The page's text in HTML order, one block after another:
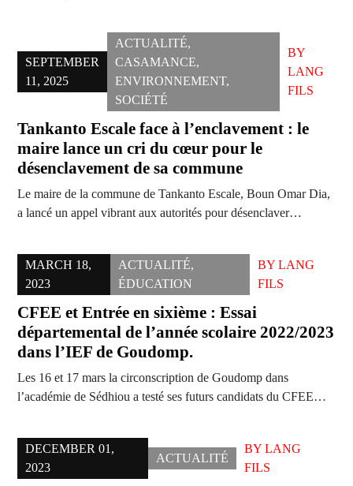
SEPTEMBER
11, 2025
ACTUALITÉ,
CASAMANCE,
ENVIRONNEMENT,
SOCIÉTÉ
BY
LANG
FILS
Tankanto Escale face à l’enclavement : le
maire lance un cri du cœur pour le
désenclavement de sa commune
Le maire de la commune de Tankanto Escale, Boun Omar Dia,
a lancé un appel vibrant aux autorités pour désenclaver…
MARCH 18,
2023
ACTUALITÉ,
ÉDUCATION
BYLANG
FILS
CFEE et Entrée en sixième : Essai
départemental de l’année scolaire 2022/2023
dans l’IEF de Goudomp.
Les 16 et 17 mars la circonscription de Goudomp dans
l’académie de Sédhiou a testé ses futurs candidats du CFEE…
DECEMBER 01,
2023
ACTUALITÉ
BY LANG
FILS